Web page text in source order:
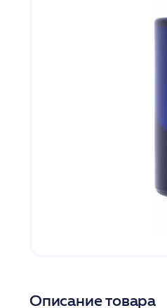
Описание товара